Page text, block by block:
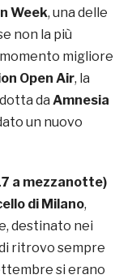
Week, una delle
non la più
migliore
Open Air, la
da Amnesia
un nuovo
a mezzanotte)
di Milano,
destinato nei
ritrovo sempre
si erano